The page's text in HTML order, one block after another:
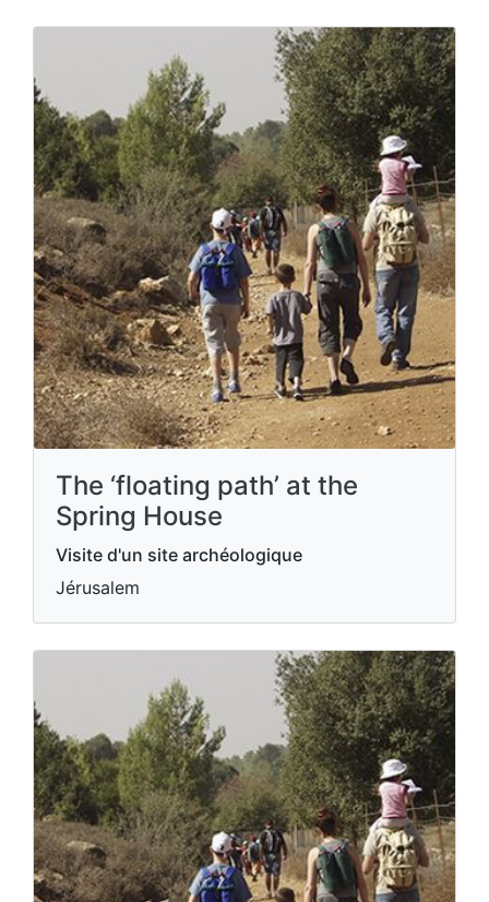
The ‘floating path’ at the
Spring House
Visite d'un site archéologique
Jérusalem